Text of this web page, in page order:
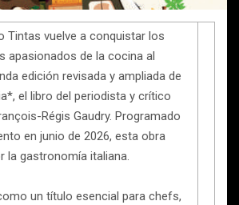
Tintas vuelve a conquistar los
apasionados de la cocina al
edición revisada y ampliada de
el libro del periodista y crítico
Régis Gaudry. Programado
en junio de 2026, esta obra
la gastronomía italiana.
un título esencial para chefs,